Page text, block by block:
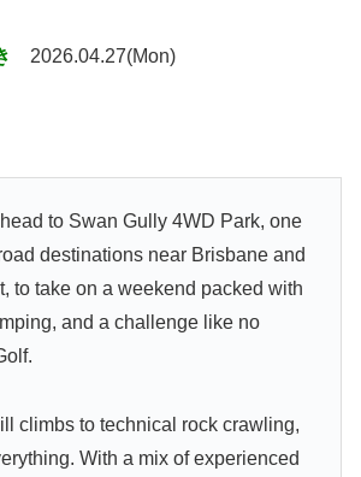
2026.04.27(Mon)
to Swan Gully 4WD Park, one
destinations near Brisbane and
to take on a weekend packed with
and a challenge like no
climbs to technical rock crawling,
With a mix of experienced